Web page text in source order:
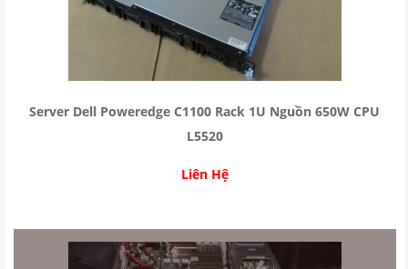
Server Dell Poweredge C1100 Rack 1U Nguồn 650W CPU
L5520
Liên Hệ